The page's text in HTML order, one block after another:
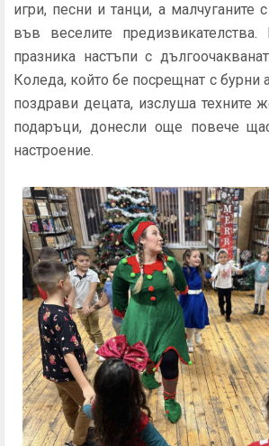
игри, песни и танци, а малчуганите
във веселите предизвикателства.
празника настъпи с
Коледа, който бе посрещнат с бурни
поздрави децата, изслуша техните
подаръци, донесли още повече
настроение.